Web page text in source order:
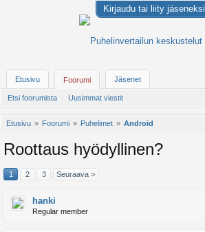
Kirjaudu tai liity jäseneksi
Etusivu Foorumi
Etsi foorumista Uusimmat viestit
Jäsenet
Etusivu Foorumi Puhelimet Android
Roottaus hyödyllinen?
1 2 3 Seuraava >
hanki
Regular member